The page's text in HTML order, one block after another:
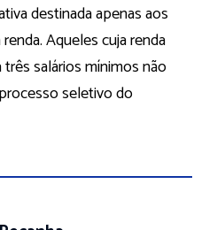
destinada apenas aos
Aqueles cuja renda
salários mínimos não
seletivo do